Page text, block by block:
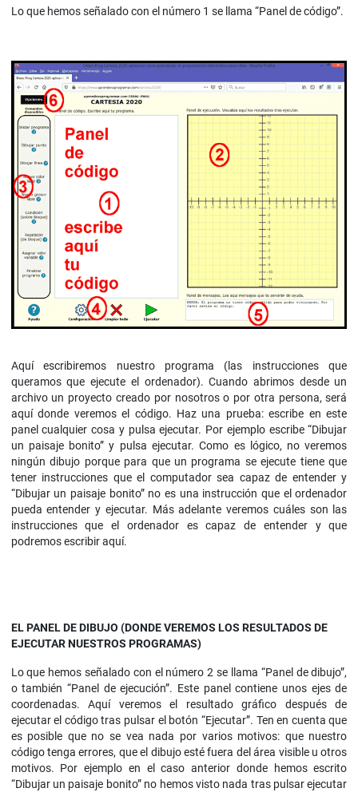
Lo que hemos señalado con el número 1 se llama “Panel de código”.
Aquí escribiremos nuestro programa (las instrucciones que
queramos que ejecute el ordenador). Cuando abrimos desde un
archivo un proyecto creado por nosotros o por otra persona, será
aquí donde veremos el código. Haz una prueba: escribe en este
panel cualquier cosa y pulsa ejecutar. Por ejemplo escribe “Dibujar
un paisaje bonito” y pulsa ejecutar. Como es lógico, no veremos
ningún dibujo porque para que un programa se ejecute tiene que
tener instrucciones que el computador sea capaz de entender y
“Dibujar un paisaje bonito” no es una instrucción que el ordenador
pueda entender y ejecutar. Más adelante veremos cuáles son las
instrucciones que el ordenador es capaz de entender y que
podremos escribir aquí.
EL PANEL DE DIBUJO (DONDE VEREMOS LOS RESULTADOS DE
EJECUTAR NUESTROS PROGRAMAS)
Lo que hemos señalado con el número 2 se llama “Panel de dibujo”,
o también “Panel de ejecución”. Este panel contiene unos ejes de
coordenadas. Aquí veremos el resultado gráfico después de
ejecutar el código tras pulsar el botón “Ejecutar”. Ten en cuenta que
es posible que no se vea nada por varios motivos: que nuestro
código tenga errores, que el dibujo esté fuera del área visible u otros
motivos. Por ejemplo en el caso anterior donde hemos escrito
“Dibujar un paisaje bonito” no hemos visto nada tras pulsar ejecutar